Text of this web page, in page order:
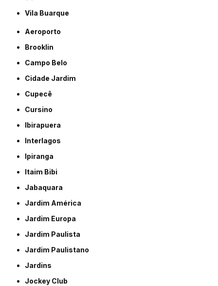
Vila Buarque
Aeroporto
Brooklin
Campo Belo
Cidade Jardim
Cupecê
Cursino
Ibirapuera
Interlagos
Ipiranga
Itaim Bibi
Jabaquara
Jardim América
Jardim Europa
Jardim Paulista
Jardim Paulistano
Jardins
Jockey Club